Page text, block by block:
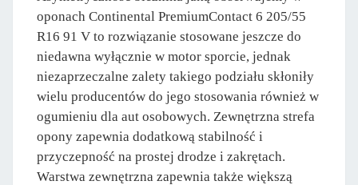
oponach Continental PremiumContact 6 205/55
R16 91 V to rozwiązanie stosowane jeszcze do
niedawna wyłącznie w motor sporcie, jednak
niezaprzeczalne zalety takiego podziału skłoniły
wielu producentów do jego stosowania również w
ogumieniu dla aut osobowych. Zewnętrzna strefa
opony zapewnia dodatkową stabilność i
przyczepność na prostej drodze i zakrętach.
Warstwa zewnętrzna zapewnia także większą